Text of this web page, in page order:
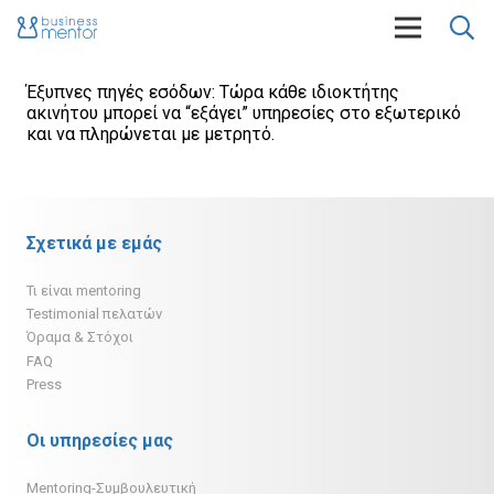
Έξυπνες πηγές εσόδων: Tώρα κάθε ιδιοκτήτης
ακινήτου μπορεί να “εξάγει” υπηρεσίες στο εξωτερικό
και να πληρώνεται με μετρητό.
Σχετικά με εμάς
Τι είναι mentoring
Testimonial πελατών
Όραμα & Στόχοι
FAQ
Press
Οι υπηρεσίες μας
Mentoring-Συμβουλευτική